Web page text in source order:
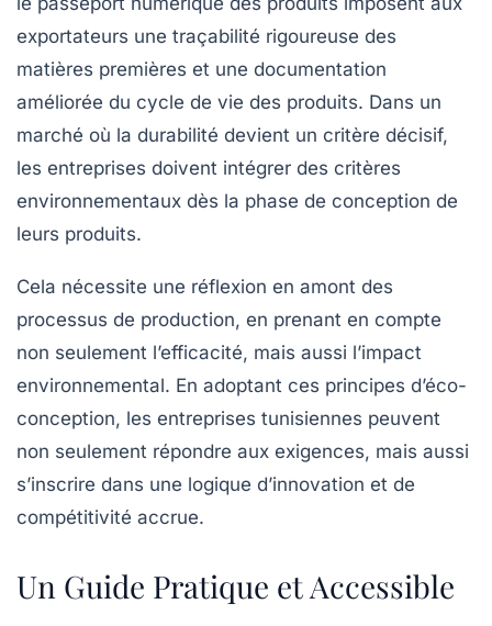
exportateurs une traçabilité rigoureuse des
matières premières et une documentation
améliorée du cycle de vie des produits. Dans un
marché où la durabilité devient un critère décisif,
les entreprises doivent intégrer des critères
environnementaux dès la phase de conception de
leurs produits.
Cela nécessite une réflexion en amont des
processus de production, en prenant en compte
non seulement l’efficacité, mais aussi l’impact
environnemental. En adoptant ces principes d’éco-
conception, les entreprises tunisiennes peuvent
non seulement répondre aux exigences, mais aussi
s’inscrire dans une logique d’innovation et de
compétitivité accrue.
Un Guide Pratique et Accessible